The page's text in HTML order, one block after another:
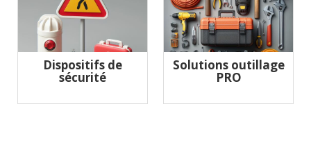
Dispositifs de
sécurité
Solutions outillage
PRO